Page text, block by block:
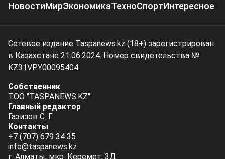
НовостиМирЭкономикаТехноСпортИнтересное
Сетевое издание Taspanews.kz (18+) зарегистрирован
в Казахстане 21.06.2024. Номер свидетельства №
KZ31VPY00095404.
Собственник
ТОО "TASPANEWS.KZ"
Главный редактор
Газизов С. Г.
Контакты
+7 (707) 679 34 35
info@taspanews.kz
г. Алматы, мкр. Керемет, 3Д